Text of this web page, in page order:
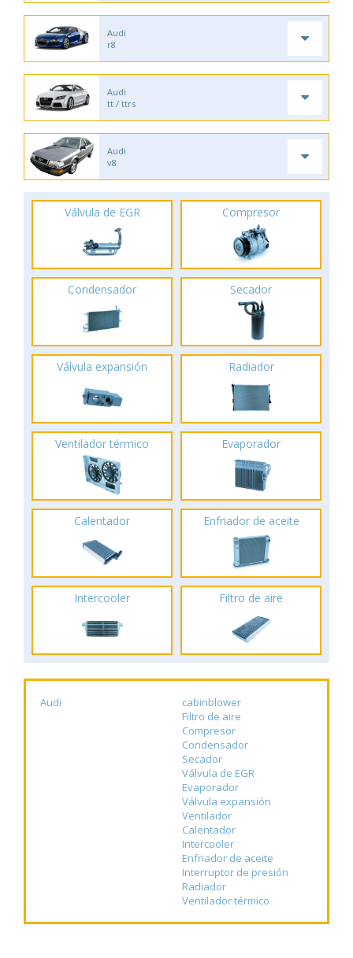
Audi
r8
Audi
tt / ttrs
Audi
v8
Válvula de EGR Compresor
Condensador Secador
Válvula expansión Radiador
Ventilador térmico Evaporador
Calentador Enfriador de aceite
Intercooler Filtro de aire
Audi
cabinblower
Filtro de aire
Compresor
Condensador
Secador
Válvula de EGR
Evaporador
Válvula expansión
Ventilador
Calentador
Intercooler
Enfriador de aceite
Interruptor de presión
Radiador
Ventilador térmico